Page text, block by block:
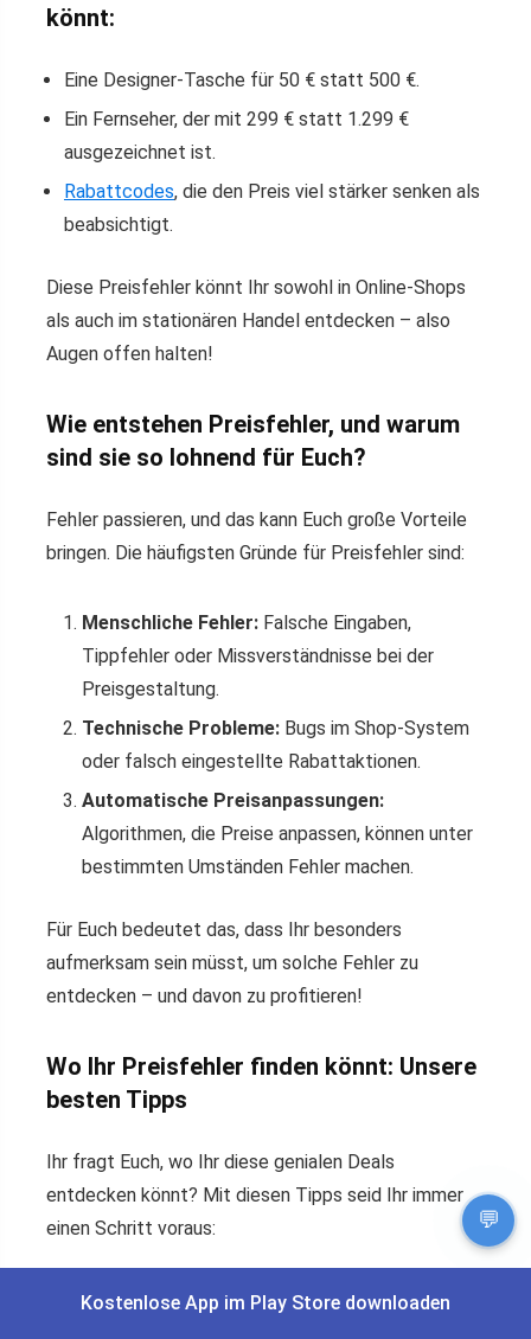
könnt:
Eine Designer-Tasche für 50 € statt 500 €.
Ein Fernseher, der mit 299 € statt 1.299 €
ausgezeichnet ist.
Rabattcodes, die den Preis viel stärker senken als
beabsichtigt.
Diese Preisfehler könnt Ihr sowohl in Online-Shops
als auch im stationären Handel entdecken – also
Augen offen halten!
Wie entstehen Preisfehler, und warum
sind sie so lohnend für Euch?
Fehler passieren, und das kann Euch große Vorteile
bringen. Die häufigsten Gründe für Preisfehler sind:
Menschliche Fehler: Falsche Eingaben,
Tippfehler oder Missverständnisse bei der
Preisgestaltung.
Technische Probleme: Bugs im Shop-System
oder falsch eingestellte Rabattaktionen.
Automatische Preisanpassungen:
Algorithmen, die Preise anpassen, können unter
bestimmten Umständen Fehler machen.
Für Euch bedeutet das, dass Ihr besonders
aufmerksam sein müsst, um solche Fehler zu
entdecken – und davon zu profitieren!
Wo Ihr Preisfehler finden könnt: Unsere
besten Tipps
Ihr fragt Euch, wo Ihr diese genialen Deals
entdecken könnt? Mit diesen Tipps seid Ihr immer
einen Schritt voraus:
1. Preisfehler-Portale und Communities
💬
Kostenlose App im Play Store downloaden